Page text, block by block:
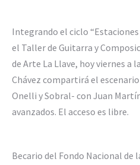
Integrando el ciclo
el Taller de Guitarra y
de Arte La Llave, hoy viernes a
Chávez compartirá el
Onelli y Sobral- con Juan
avanzados. El acceso es libre.
Becario del Fondo Nacional de